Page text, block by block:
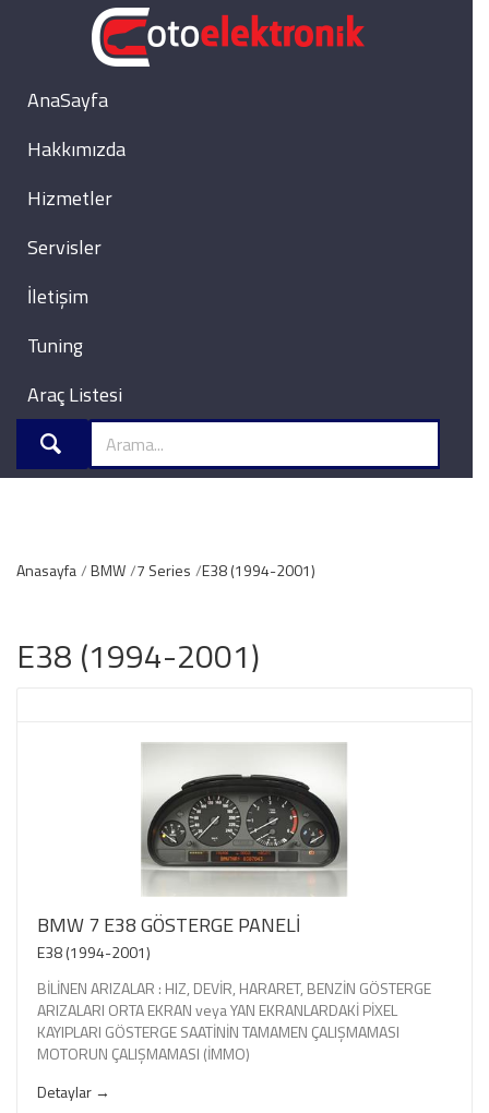
AnaSayfa
Hakkımızda
Hizmetler
Servisler
İletişim
Tuning
Araç Listesi
Anasayfa BMW 7 Series E38 (1994-2001)
E38 (1994-2001)
BMW 7 E38 GÖSTERGE PANELİ
E38 (1994-2001)
BİLİNEN ARIZALAR : HIZ, DEVİR, HARARET, BENZİN GÖSTERGE
ARIZALARI ORTA EKRAN veya YAN EKRANLARDAKİ PİXEL
KAYIPLARI GÖSTERGE SAATİNİN TAMAMEN ÇALIŞMAMASI
MOTORUN ÇALIŞMAMASI (İMMO)
Detaylar →